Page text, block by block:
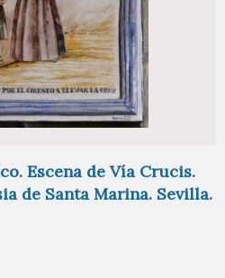
Escena de Vía Crucis.
de Santa Marina. Sevilla.